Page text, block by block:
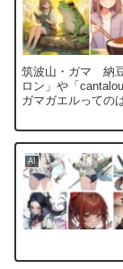
筑波山・ガマ 納
ロン」や「
ガマガエルっての
AI